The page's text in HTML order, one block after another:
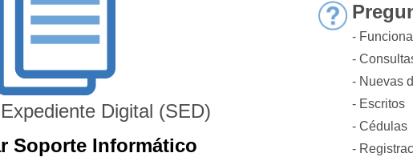
Digital (SED)
Soporte Informático
-
-
- Nuevas
- Escritos
- Cédulas
-